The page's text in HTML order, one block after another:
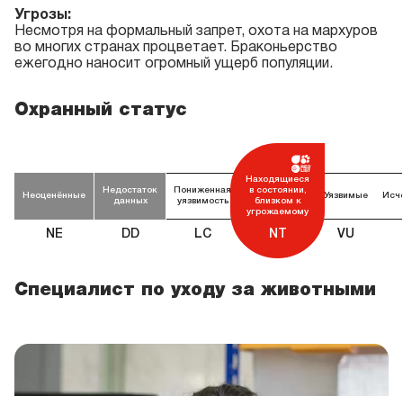
Угрозы:
Несмотря на формальный запрет, охота на мархуров
во многих странах процветает. Браконьерство
ежегодно наносит огромный ущерб популяции.
Охранный статус
Неоценённые
NE
Недостаток
данных
DD
Пониженная
уязвимость
LC
Находящиеся
в состоянии,
близком к
угрожаемому
NT
Уязвимые
VU
Специалист по уходу за животными